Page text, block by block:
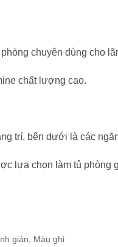
chuyên dùng cho
chất lượng cao.
trí, bên dưới là các
lựa chọn làm tủ phòng
gián, Màu ghi